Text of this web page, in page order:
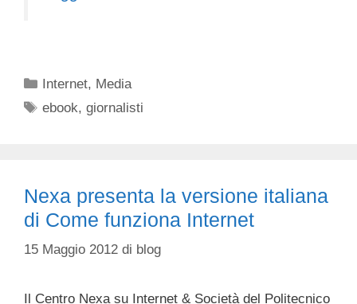
Categorie
Internet, Media
Tag
ebook,giornalisti
Nexa presenta la versione italiana
di Come funziona Internet
15 Maggio 2012 di blog
Il Centro Nexa su Internet & Società del Politecnico